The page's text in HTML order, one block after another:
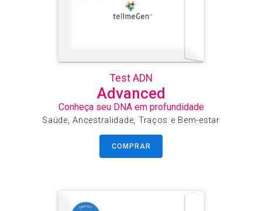
Test ADN
Advanced
Conheça seu DNA em profundidade
Saúde, Ancestralidade, Traços e Bem-estar
COMPRAR